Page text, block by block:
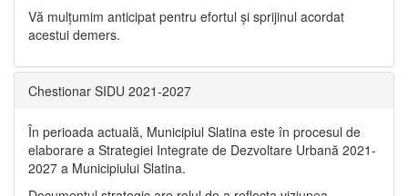
Vă mulţumim anticipat pentru efortul şi sprijinul acordat
acestui demers.
Chestionar SIDU 2021-2027
În perioada actuală, Municipiul Slatina este în procesul de
elaborare a Strategiei Integrate de Dezvoltare Urbană 2021‐
2027 a Municipiului Slatina.